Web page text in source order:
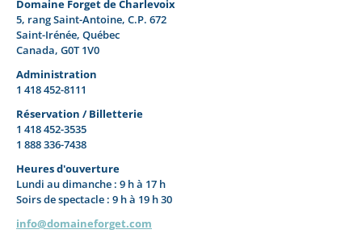
Domaine Forget de Charlevoix
5, rang Saint-Antoine, C.P. 672
Saint-Irénée, Québec
Canada, G0T 1V0
Administration
1 418 452-8111
Réservation / Billetterie
1 418 452-3535
1 888 336-7438
Heures d'ouverture
Lundi au dimanche : 9 h à 17 h
Soirs de spectacle : 9 h à 19 h 30
info@domaineforget.com